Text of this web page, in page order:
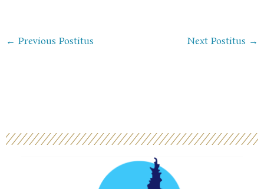
← Previous Postitus Next Postitus →